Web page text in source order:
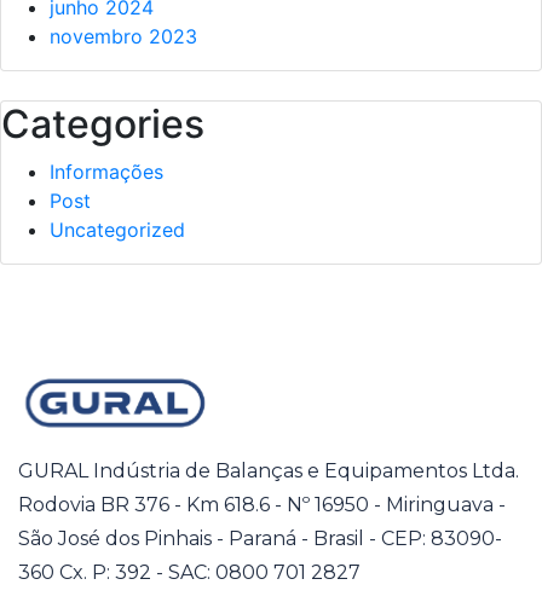
junho 2024
novembro 2023
Categories
Informações
Post
Uncategorized
GURAL Indústria de Balanças e Equipamentos Ltda.
Rodovia BR 376 - Km 618.6 - Nº 16950 - Miringuava -
São José dos Pinhais - Paraná - Brasil - CEP: 83090-
360 Cx. P: 392 - SAC: 0800 701 2827